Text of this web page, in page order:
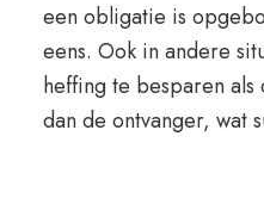
een obligatie is
eens. Ook in andere
heffing te besparen
dan de ontvanger, wat